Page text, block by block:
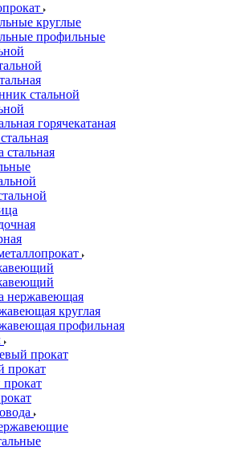
круглые
профильные
стальной
горячекатаная
стальная
нержавеющая
круглая
профильная
прокат
прокат